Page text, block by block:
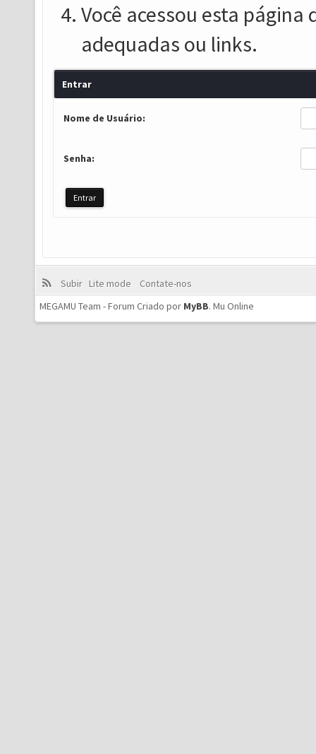
Você acessou esta
adequadas ou links.
Entrar
Nome de Usuário:
Senha:
Subir Lite mode
Contate-nos
MEGAMU Team - Forum Criado por MyBB. Mu Online